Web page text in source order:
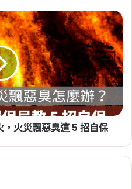
將新增 838
」預計
火災飄惡臭這 5 招自保